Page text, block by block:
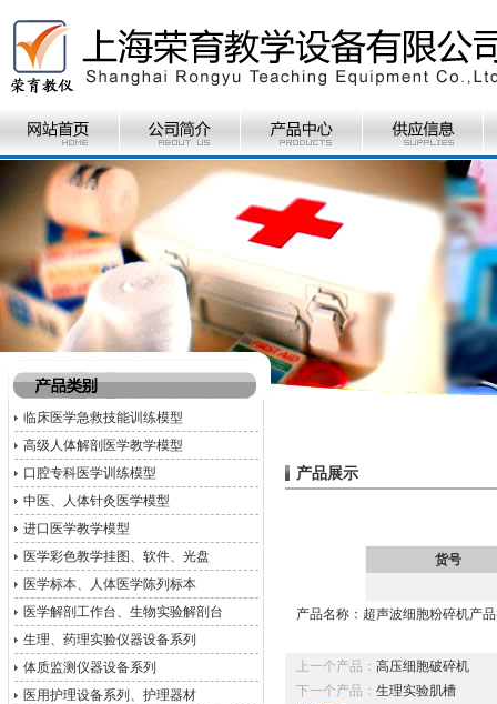
临床医学急救技能训练模型
高级人体解剖医学教学模型
口腔专科医学训练模型
中医、人体针灸医学模型
进口医学教学模型
医学彩色教学挂图、软件、光盘
医学标本、人体医学陈列标本
医学解剖工作台、生物实验解剖台
生理、药理实验仪器设备系列
体质监测仪器设备系列
医用护理设备系列、护理器材
产品展示
货号
产品名称：超声波细胞粉碎机产
上一个产品： 高压细胞破碎机
下一个产品： 生理实验肌槽